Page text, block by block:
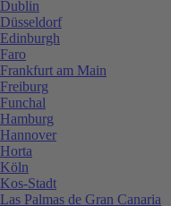
Dublin
Düsseldorf
Edinburgh
Faro
Frankfurt am Main
Freiburg
Funchal
Hamburg
Hannover
Horta
Köln
Kos-Stadt
Las Palmas de Gran Canaria